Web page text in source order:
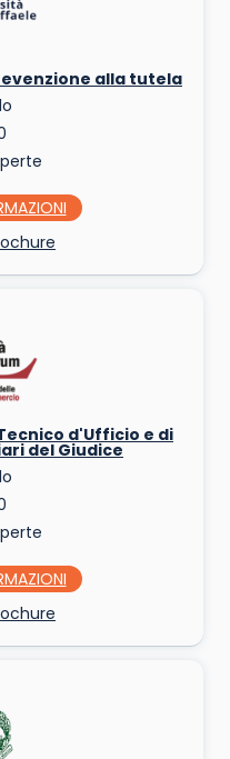
alla tutela
d'Ufficio e di
del Giudice